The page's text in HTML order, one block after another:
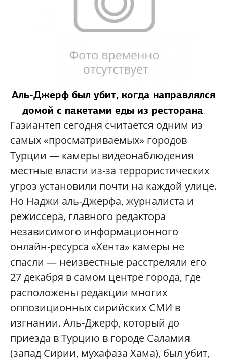
Аль-Джерф был убит, когда направлялся
домой с пакетами еды из ресторана.
Газиантеп сегодня считается одним из
самых «просматриваемых» городов
Турции — камеры видеонаблюдения
местные власти из-за террористических
угроз установили почти на каждой улице.
Но Наджи аль-Джерфа, журналиста и
режиссера, главного редактора
независимого информационного
онлайн-ресурса «Хента» камеры не
спасли — неизвестные расстреляли его
27 декабря в самом центре города, где
расположены редакции многих
оппозиционных сирийских СМИ в
изгнании. Аль-Джерф, который до
приезда в Турцию в городе Саламия
(запад Сирии, мухафаза Хама), был убит,